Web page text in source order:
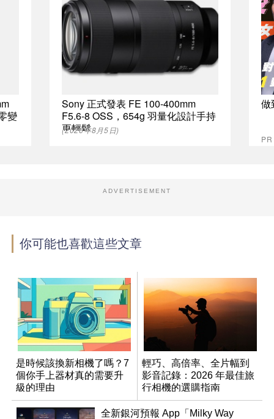
變
Sony 正式發表 FE 100-400mm
F5.6-8 OSS，654g 羽量化設計手持
更輕鬆
(2026年8月5日)
做
ADVERTISEMENT
你可能也喜歡這些文章
是時候該換新相機了嗎？7
個你手上器材真的需要升
級的理由
輕巧、高倍率、全片幅到
影音記錄：2026 年最佳旅
行相機的選購指南
全新銀河預報 App「Milky Way